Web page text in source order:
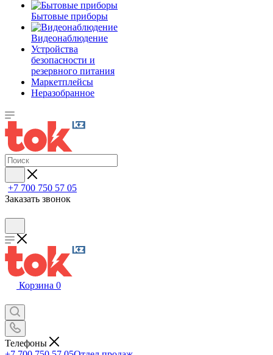
Бытовые приборы
Видеонаблюдение
Устройства
безопасности и
резервного питания
Маркетплейсы
Неразобранное
+7 700 750 57 05
Заказать звонок
Корзина 0
Телефоны